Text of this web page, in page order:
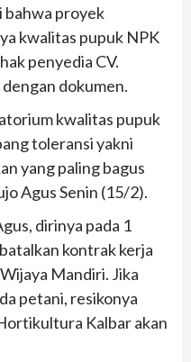
bahwa proyek
kwalitas pupuk NPK
penyedia CV.
dokumen.
kwalitas pupuk
toleransi yakni
yang paling bagus
Agus Senin (15/2).
dirinya pada 1
kontrak kerja
Mandiri. Jika
petani, resikonya
Kalbar akan